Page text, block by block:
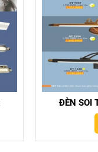
ĐÈN SOI